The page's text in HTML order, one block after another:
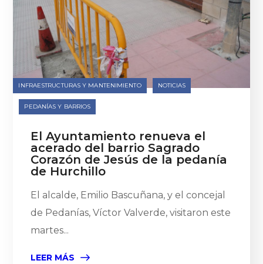
INFRAESTRUCTURAS Y MANTENIMIENTO NOTICIAS
PEDANÍAS Y BARRIOS
El Ayuntamiento renueva el
acerado del barrio Sagrado
Corazón de Jesús de la pedanía
de Hurchillo
El alcalde, Emilio Bascuñana, y el concejal
de Pedanías, Víctor Valverde, visitaron este
martes...
LEER MÁS